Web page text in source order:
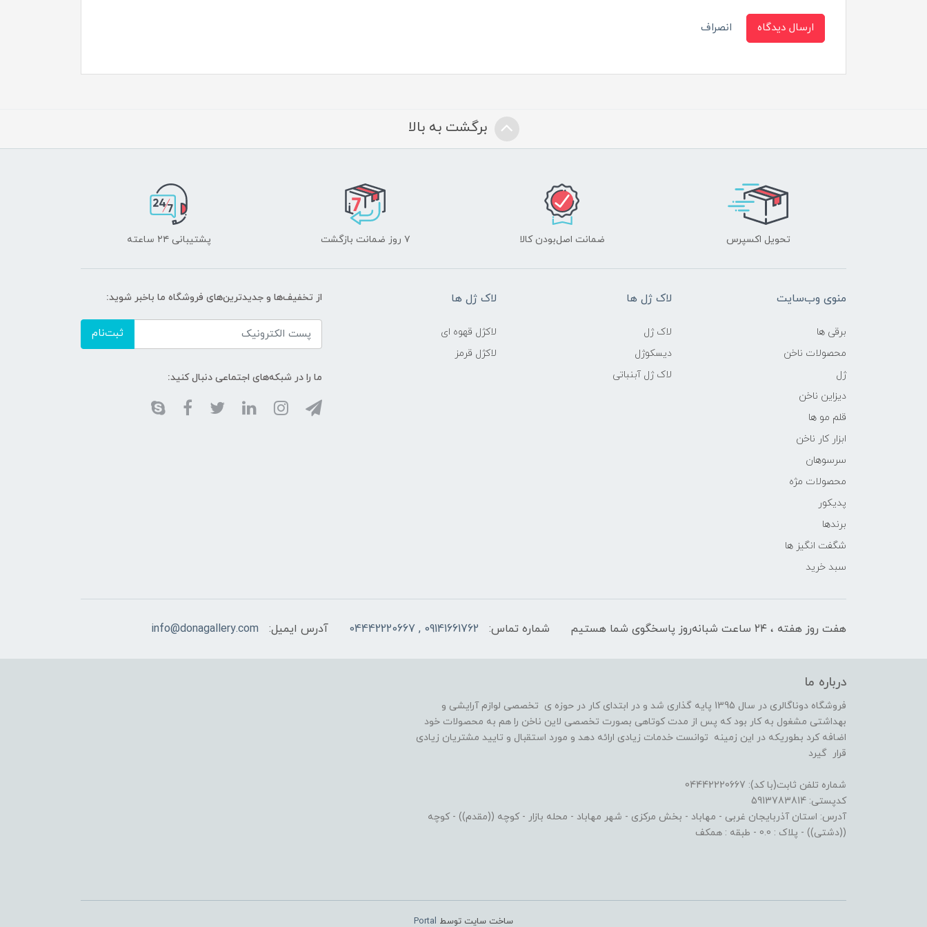
ارسال دیدگاه انصراف
برگشت به بالا
تحویل اکسپرس ضمانت اصل‌بودن کالا ۷ روز ضمانت بازگشت پشتیبانی ۲۴ ساعته
منوی وب‌سایت
برقی ها
محصولات ناخن
ژل
دیزاین ناخن
قلم مو ها
ابزار کار ناخن
سرسوهان
محصولات مژه
پدیکور
برندها
شگفت انگیز ها
سبد خرید
لاک ژل ها
لاک ژل
دیسکوژل
لاک ژل آبنباتی
لاک ژل ها
لاکژل قهوه ای
لاکژل قرمز
از تخفیف‌ها و جدیدترین‌های فروشگاه ما باخبر شوید:
ثبت‌نام
ما را در شبکه‌های اجتماعی دنبال کنید:
هفت روز هفته ، ۲۴ ساعت شبانه‌روز پاسخگوی شما هستیم شماره تماس: 09141661762 , 04442220667 آدرس ایمیل: info@donagallery.com
درباره ما
فروشگاه دوناگالری در سال 1395 پایه گذاری شد و در ابتدای کار در حوزه ی تخصصی لوازم آرایشی و
بهداشتی مشغول به کار بود که پس از مدت کوتاهی بصورت تخصصی لاین ناخن را هم به محصولات خود
اضافه کرد بطوریکه در این زمینه توانست خدمات زیادی ارائه دهد و مورد استقبال و تایید مشتریان زیادی
قرار گیرد
شماره تلفن ثابت(با کد): 04442220667
کدپستی: 5913783814
آدرس: استان آذربایجان غربی - مهاباد - بخش مرکزی - شهر مهاباد - محله بازار - کوچه ((مقدم)) - کوچه
((دشتی)) - پلاک : 0.0 - طبقه : همکف
ساخت سایت توسط Portal